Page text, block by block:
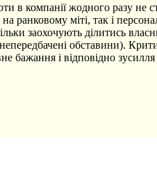
в компанії жодного разу
на ранковому міті, так і
заохочують ділитись
обставини).
бажання і відповідно